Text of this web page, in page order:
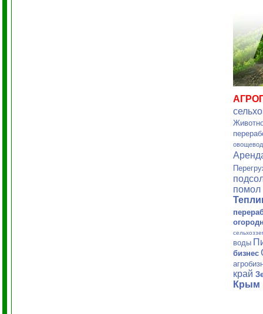
помол
воды
бизнес
край
Крым